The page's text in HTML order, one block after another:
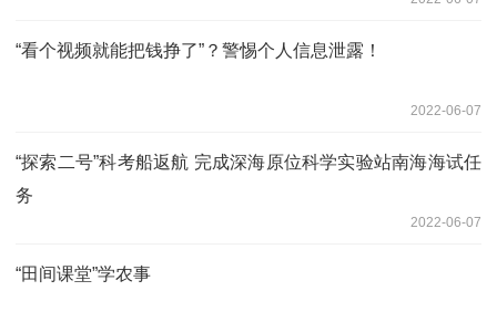
“看个视频就能把钱挣了”？警惕个人信息泄露！
2022-06-07
“探索二号”科考船返航 完成深海原位科学实验站南海海试任
务
2022-06-07
“田间课堂”学农事